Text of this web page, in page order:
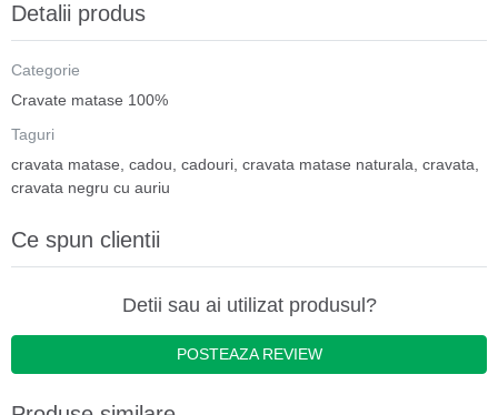
Detalii produs
Categorie
Cravate matase 100%
Taguri
cravata matase cadou cadouri cravata matase naturala cravata
cravata negru cu auriu
Ce spun clientii
Detii sau ai utilizat produsul?
POSTEAZA REVIEW